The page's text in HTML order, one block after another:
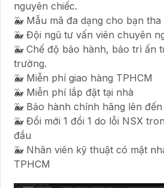
nguyên chiếc.
🐳 Mẫu mã đa dạng cho bạn
🐳 Đội ngũ tư vấn viên chuyên
🐳 Chế độ bảo hành, bảo trì ấn
trường.
🐳 Miễn phí giao hàng TPHCM
🐳 Miễn phí lắp đặt tại nhà
🐳 Bảo hành chính hãng lên đến
🐳 Đổi mới 1 đổi 1 do lỗi NSX
đầu
🐳 Nhân viên kỹ thuật có mặt
TPHCM